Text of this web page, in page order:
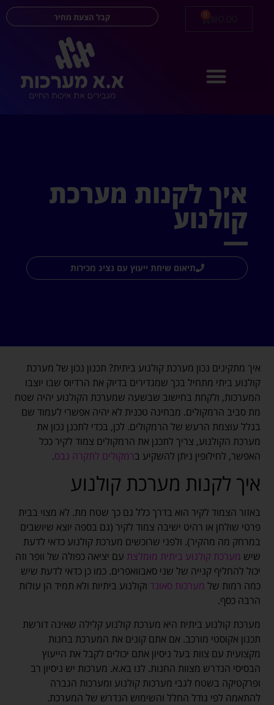
קבל הצעת מחיר 0
איך לקנות מערכת
קולנוע
תיאום שיחת ייעוץ עם נציג מכירות
איך מתקינים נכון מערכת קולנוע ביתית? תכנון נכון של מערכת
קולנוע ביתי מתחיל בכך שמגדירים בדיוק את הרדיוס שבו יוצבו
המערכות, ולקחת בחישוב שבשעה שמערכת הקולנוע יהיה שטח
מת סביב הרמקולים. מבחינה טכנית לא יהיה אפשרי לעמוד שם
בגלל עוצמת הרעש של הרמקולים. לכן, בכדי לתכנן נכון את
מערכת הקולנוע, צריך לתכנן את הרמקולים צמוד לקיר ככל
האפשר, לחילופין ניתן להשקיע ברמקולים לתקרה גבס.
איך לקנות מערכת קולנוע
באזור הצמוד לקיר הוא בדרך כלל גם כך שטח מת. לא מצוי בבית
פרטי שולחן או רהיט ישיבה צמוד לקיר (גם בספה יוצא שיושבים
במרחק מה מהקיר). ולפני שרוכשים מערכת קולנוע כדאי לדעת
שיש מערכת קולנוע ביתית מומלצת עם יציאה כפולה של וופר וזה
יכול להחליף קנייה של שני סאבוואפרים. כמו כן כדאי לדעת שיש
כמה רמות של מערכות סאונד וקולנוע ביתיות ולא תמיד הן עולות
הרבה כסף.
מערכת קולנוע ביתית היא מערכת קולנוע קלילה שאינה דורשת
תכנון אקוסטי מורכב. אם אתם קונים את המערכת בחנות
מקצועית עם צוות בעל ניסיון אתם יכולים לקבל את הייעוץ
הבסיסי הנדרש מצוות החנות. לנו בא.א. מערכות יש ניסיון רב
ופרקטיקה בשטח לגבי מערכות קולנוע ומערכות הגברה
להתאמה לפי גודל החלל והשימוש הנדרש של המערכת.